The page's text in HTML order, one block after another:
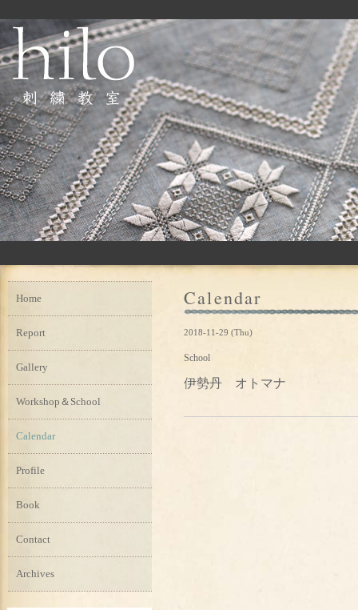
Calendar
2018-11-29 (Thu)
School
伊勢丹 オトマナ
Home
Report
Gallery
Workshop＆School
Calendar
Profile
Book
Contact
Archives